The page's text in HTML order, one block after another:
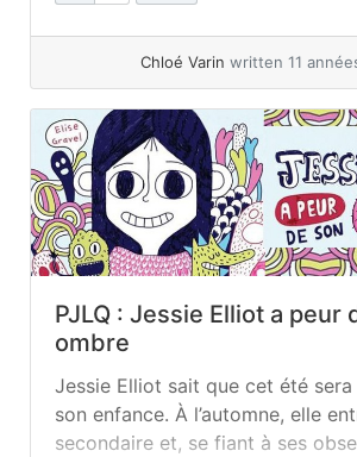
Chloé Varin written 11
PJLQ : Jessie Elliot a peur
ombre
Jessie Elliot sait que cet été
son enfance. À l’automne, elle
secondaire et, se fiant à ses